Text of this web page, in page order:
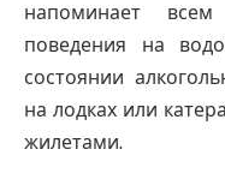
напоминает
поведения на
состоянии
на лодках или
жилетами.